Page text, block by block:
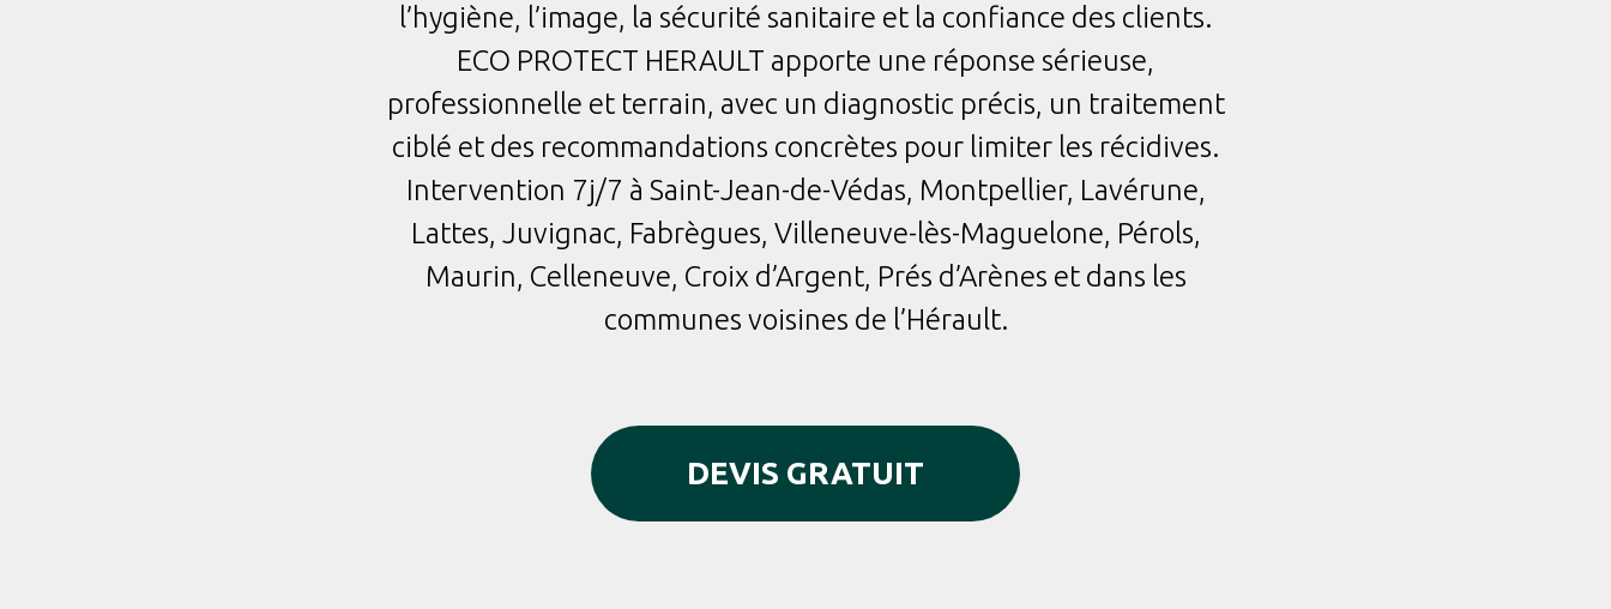
l’hygiène, l’image, la sécurité sanitaire et la confiance des clients.
ECO PROTECT HERAULT apporte une réponse sérieuse,
professionnelle et terrain, avec un diagnostic précis, un traitement
ciblé et des recommandations concrètes pour limiter les récidives.
Intervention 7j/7 à Saint-Jean-de-Védas, Montpellier, Lavérune,
Lattes, Juvignac, Fabrègues, Villeneuve-lès-Maguelone, Pérols,
Maurin, Celleneuve, Croix d’Argent, Prés d’Arènes et dans les
communes voisines de l’Hérault.
DEVIS GRATUIT